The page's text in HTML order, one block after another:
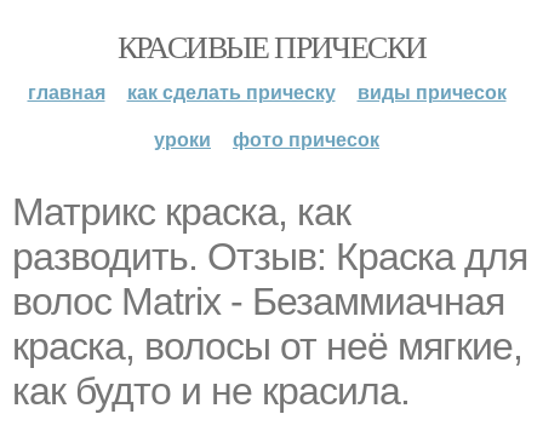
КРАСИВЫЕ ПРИЧЕСКИ
главная как сделать прическу
виды причесок
уроки
фото причесок
Матрикс краска, как
разводить. Отзыв: Краска для
волос Matrix - Безаммиачная
краска, волосы от неё мягкие,
как будто и не красила.